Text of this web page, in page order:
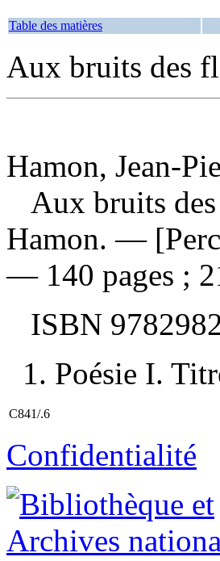
Table des matières
Aux bruits des
Hamon, Jean-
Aux bruits
Hamon. —
— 140 pages ;
ISBN
1. Poésie I.
C841/.6
Confidentialité